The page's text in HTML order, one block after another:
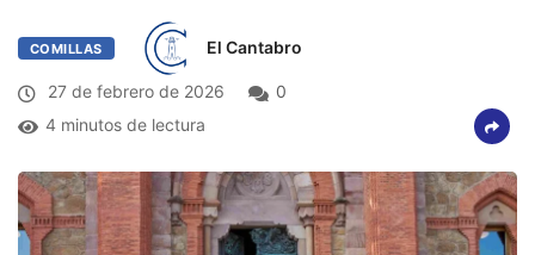
COMILLAS El Cantabro
27 de febrero de 2026
0
4 minutos de lectura